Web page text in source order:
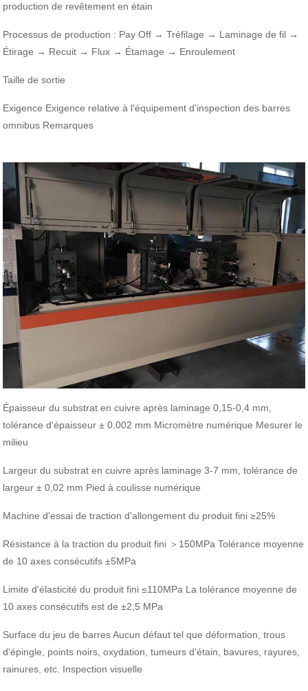
production de revêtement en étain
Processus de production : Pay Off → Tréfilage → Laminage de fil →
Étirage → Recuit → Flux → Étamage → Enroulement
Taille de sortie
Exigence Exigence relative à l'équipement d'inspection des barres
omnibus Remarques
Épaisseur du substrat en cuivre après laminage 0,15-0,4 mm,
tolérance d'épaisseur ± 0,002 mm Micromètre numérique Mesurer le
milieu
Largeur du substrat en cuivre après laminage 3-7 mm, tolérance de
largeur ± 0,02 mm Pied à coulisse numérique
Machine d'essai de traction d'allongement du produit fini ≥25%
Résistance à la traction du produit fini ＞150MPa Tolérance moyenne
de 10 axes consécutifs ±5MPa
Limite d'élasticité du produit fini ≤110MPa La tolérance moyenne de
10 axes consécutifs est de ±2,5 MPa
Surface du jeu de barres Aucun défaut tel que déformation, trous
d'épingle, points noirs, oxydation, tumeurs d'étain, bavures, rayures,
rainures, etc. Inspection visuelle